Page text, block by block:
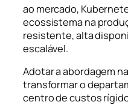
ao mercado,
ecossistema na
resistente, alta
escalável.
Adotar a abordagem
transformar o
centro de custos